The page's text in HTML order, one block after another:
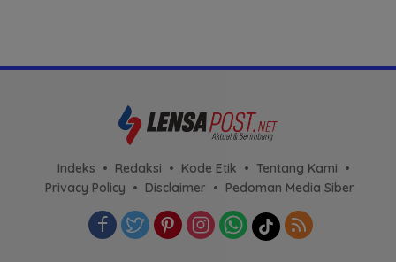
Indeks Redaksi Kode Etik
Tentang Kami
Privacy Policy
Disclaimer Pedoman Media Siber